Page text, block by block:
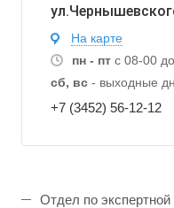
На карте
пн - пт с 08-00
сб, вс - выходные
+7 (3452) 56-12-12
Отдел по